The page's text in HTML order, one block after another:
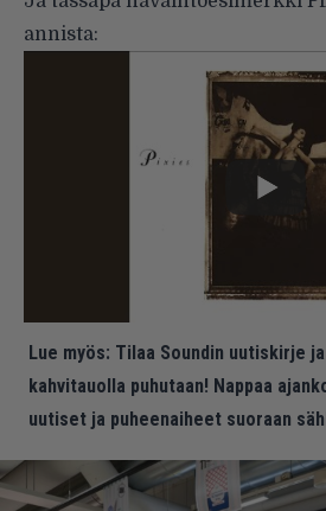
annista:
Lue myös: Tilaa Soundin uutiskirje
kahvitauolla puhutaan! Nappaa
uutiset ja puheenaiheet suoraan